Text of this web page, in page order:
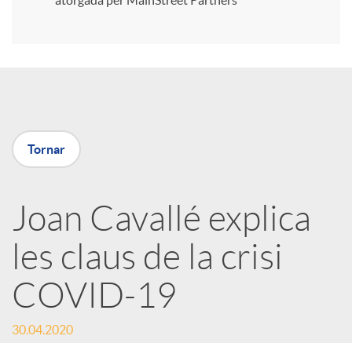
X
a
r
x
Tornar
Joan Cavallé explica
les claus de la crisi
COVID-19
30.04.2020